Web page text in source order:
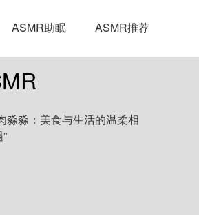
ASMR助眠 ASMR推荐
淼淼：美食与生活的温柔相